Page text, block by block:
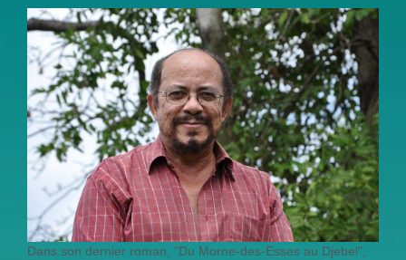
Dans son dernier roman, "Du Morne-des-Esses au Djebel",